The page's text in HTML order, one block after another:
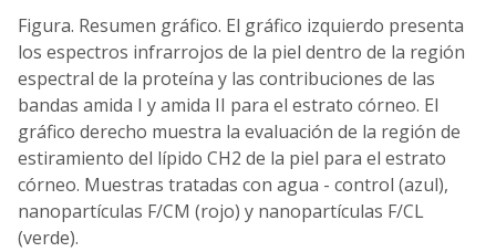
Figura. Resumen gráfico. El gráfico izquierdo presenta
los espectros infrarrojos de la piel dentro de la región
espectral de la proteína y las contribuciones de las
bandas amida I y amida II para el estrato córneo. El
gráfico derecho muestra la evaluación de la región de
estiramiento del lípido CH2 de la piel para el estrato
córneo. Muestras tratadas con agua - control (azul),
nanopartículas F/CM (rojo) y nanopartículas F/CL
(verde).